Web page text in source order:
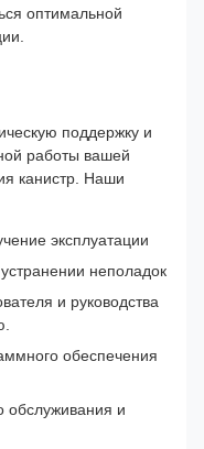
оптимальной
поддержку и
работы вашей
канистр. Наши
эксплуатации
неполадок
и руководства
обеспечения
обслуживания и